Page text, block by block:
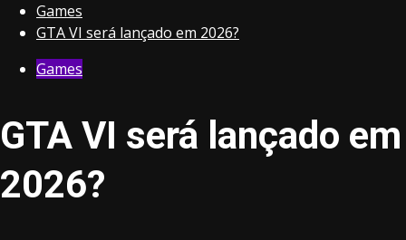
Games
GTA VI será lançado em 2026?
Games
GTA VI será lançado em
2026?